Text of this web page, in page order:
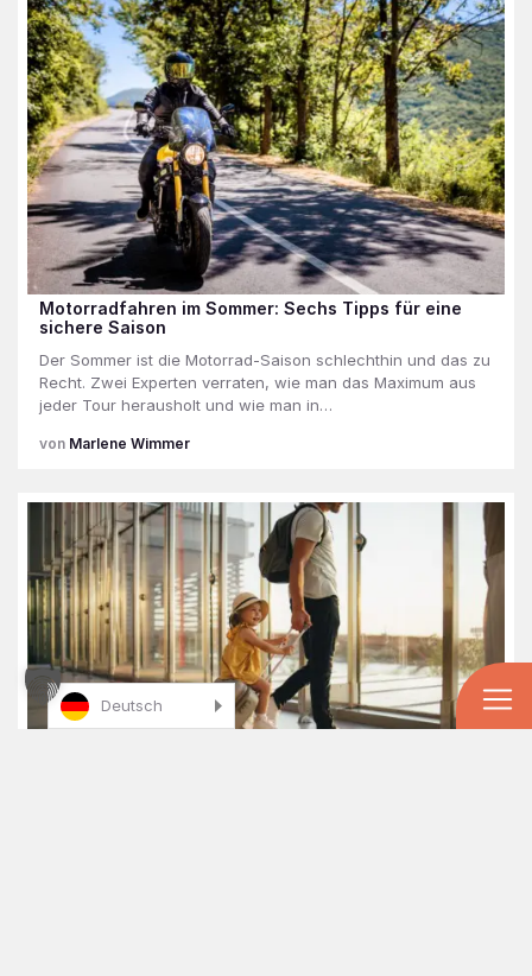
Motorradfahren im Sommer: Sechs Tipps für eine
sichere Saison
Der Sommer ist die Motorrad-Saison schlechthin und das zu
Recht. Zwei Experten verraten, wie man das Maximum aus
jeder Tour herausholt und wie man in…
Marlene Wimmer
Deutsch